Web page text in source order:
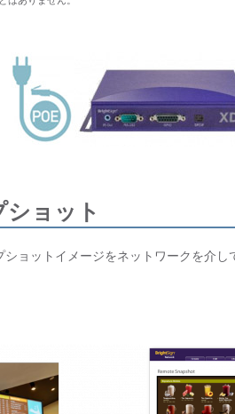
ョット
ョットイメージをネットワークを介